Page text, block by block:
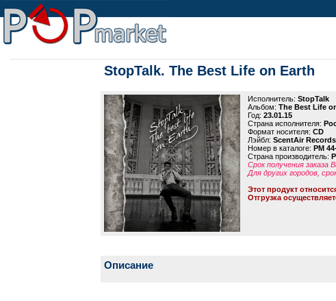
StopTalk. The Best Life on Earth
Исполнитель: StopTalk
Альбом: The Best Life
Год: 23.01.15
Страна исполнителя:
Формат носителя: CD
Лэйбл: ScentAir Records
Номер в каталоге: PM
Страна производитель:
Срок получения заказа
Для других городов,
Этот продукт
Отгрузка
Описание